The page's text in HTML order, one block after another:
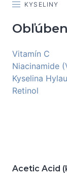
KYSELINY
Vitamín C
Niacinamide
Kyselina
Retinol
Acetic Acid